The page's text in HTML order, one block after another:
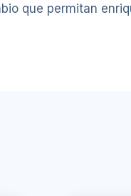
que permitan